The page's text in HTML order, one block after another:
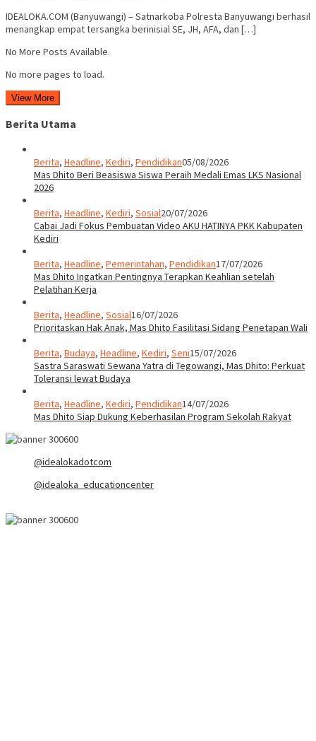
IDEALOKA.COM (Banyuwangi) – Satnarkoba Polresta Banyuwangi berhasil
menangkap empat tersangka berinisial SE, JH, AFA, dan […]
No More Posts Available.
No more pages to load.
View More
Berita Utama
Berita, Headline, Kediri, Pendidikan05/08/2026
Mas Dhito Beri Beasiswa Siswa Peraih Medali Emas LKS Nasional
2026
Berita, Headline, Kediri, Sosial20/07/2026
Cabai Jadi Fokus Pembuatan Video AKU HATINYA PKK Kabupaten
Kediri
Berita, Headline, Pemerintahan, Pendidikan17/07/2026
Mas Dhito Ingatkan Pentingnya Terapkan Keahlian setelah
Pelatihan Kerja
Berita, Headline, Sosial16/07/2026
Prioritaskan Hak Anak, Mas Dhito Fasilitasi Sidang Penetapan Wali
Berita, Budaya, Headline, Kediri, Seni15/07/2026
Sastra Saraswati Sewana Yatra di Tegowangi, Mas Dhito: Perkuat
Toleransi lewat Budaya
Berita, Headline, Kediri, Pendidikan14/07/2026
Mas Dhito Siap Dukung Keberhasilan Program Sekolah Rakyat
@idealokadotcom
@idealoka_educationcenter